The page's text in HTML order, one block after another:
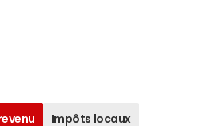
Impôts locaux